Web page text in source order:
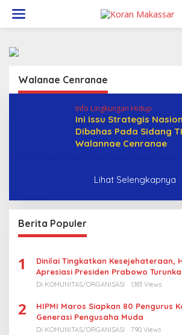
w
Walanae Cenranae
Info Lingkungan Hidup
Ini Issu Strategis
Dibahas Pada Sidang
Walannae Cenranae
Lihat Selengkapnya
Berita Populer
1
Dinilai Tingkatkan Kesejehateraan,
Apresiasi Presiden Prabowo
Nelayan
Di KOMUNITAS/ORGANISASI 1,183 Views
2
HIPMI Maros Siapkan 80 Pengurus
Generasi Pengusaha Muda
Di KOMUNITAS/ORGANISASI 790 Views